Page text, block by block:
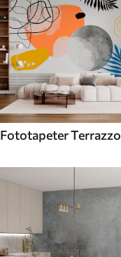
Fototapeter Terrazzo